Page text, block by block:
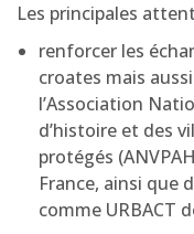
Les principales
renforcer les
croates mais
l’Association
d’histoire et des
protégés
France, ainsi que
comme URBACT